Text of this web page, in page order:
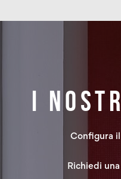
I
Configura
Richiedi